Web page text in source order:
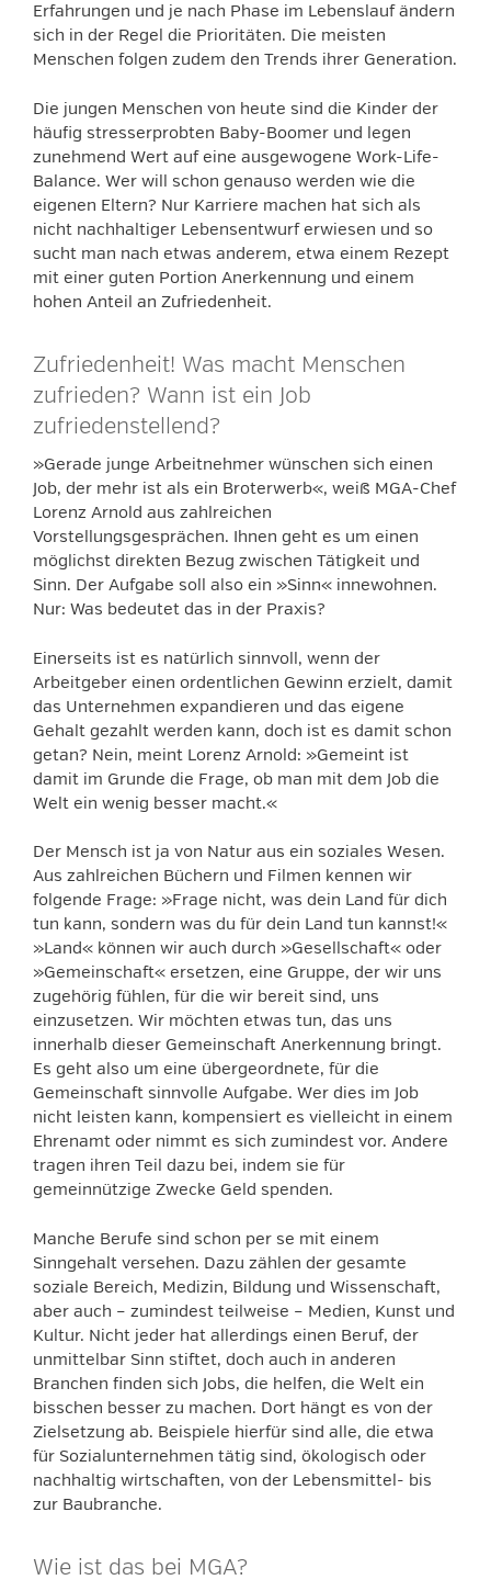
Erfahrungen und je nach Phase im Lebenslauf ändern
sich in der Regel die Prioritäten. Die meisten
Menschen folgen zudem den Trends ihrer Generation.
Die jungen Menschen von heute sind die Kinder der
häufig stresserprobten Baby-Boomer und legen
zunehmend Wert auf eine ausgewogene Work-Life-
Balance. Wer will schon genauso werden wie die
eigenen Eltern? Nur Karriere machen hat sich als
nicht nachhaltiger Lebensentwurf erwiesen und so
sucht man nach etwas anderem, etwa einem Rezept
mit einer guten Portion Anerkennung und einem
hohen Anteil an Zufriedenheit.
Zufriedenheit! Was macht Menschen
zufrieden? Wann ist ein Job
zufriedenstellend?
»Gerade junge Arbeitnehmer wünschen sich einen
Job, der mehr ist als ein Broterwerb«, weiß MGA-Chef
Lorenz Arnold aus zahlreichen
Vorstellungsgesprächen. Ihnen geht es um einen
möglichst direkten Bezug zwischen Tätigkeit und
Sinn. Der Aufgabe soll also ein »Sinn« innewohnen.
Nur: Was bedeutet das in der Praxis?
Einerseits ist es natürlich sinnvoll, wenn der
Arbeitgeber einen ordentlichen Gewinn erzielt, damit
das Unternehmen expandieren und das eigene
Gehalt gezahlt werden kann, doch ist es damit schon
getan? Nein, meint Lorenz Arnold: »Gemeint ist
damit im Grunde die Frage, ob man mit dem Job die
Welt ein wenig besser macht.«
Der Mensch ist ja von Natur aus ein soziales Wesen.
Aus zahlreichen Büchern und Filmen kennen wir
folgende Frage: »Frage nicht, was dein Land für dich
tun kann, sondern was du für dein Land tun kannst!«
»Land« können wir auch durch »Gesellschaft« oder
»Gemeinschaft« ersetzen, eine Gruppe, der wir uns
zugehörig fühlen, für die wir bereit sind, uns
einzusetzen. Wir möchten etwas tun, das uns
innerhalb dieser Gemeinschaft Anerkennung bringt.
Es geht also um eine übergeordnete, für die
Gemeinschaft sinnvolle Aufgabe. Wer dies im Job
nicht leisten kann, kompensiert es vielleicht in einem
Ehrenamt oder nimmt es sich zumindest vor. Andere
tragen ihren Teil dazu bei, indem sie für
gemeinnützige Zwecke Geld spenden.
Manche Berufe sind schon per se mit einem
Sinngehalt versehen. Dazu zählen der gesamte
soziale Bereich, Medizin, Bildung und Wissenschaft,
aber auch – zumindest teilweise – Medien, Kunst und
Kultur. Nicht jeder hat allerdings einen Beruf, der
unmittelbar Sinn stiftet, doch auch in anderen
Branchen finden sich Jobs, die helfen, die Welt ein
bisschen besser zu machen. Dort hängt es von der
Zielsetzung ab. Beispiele hierfür sind alle, die etwa
für Sozialunternehmen tätig sind, ökologisch oder
nachhaltig wirtschaften, von der Lebensmittel- bis
zur Baubranche.
Wie ist das bei MGA?